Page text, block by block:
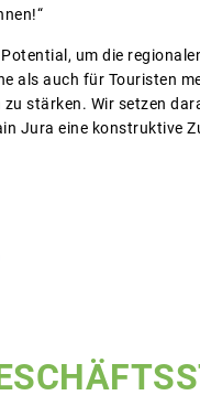
um die
als auch für Touristen
stärken. Wir setzen
Jura eine konstruktive